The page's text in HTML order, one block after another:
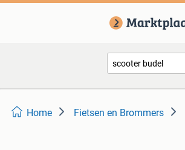
Home Fietsen en Brommers